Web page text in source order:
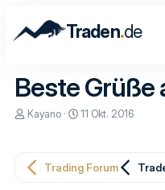
Traden.de
Beste Grüße
E
e
Kayano
E
e
l
11 Okt. 2016
Trading Forum